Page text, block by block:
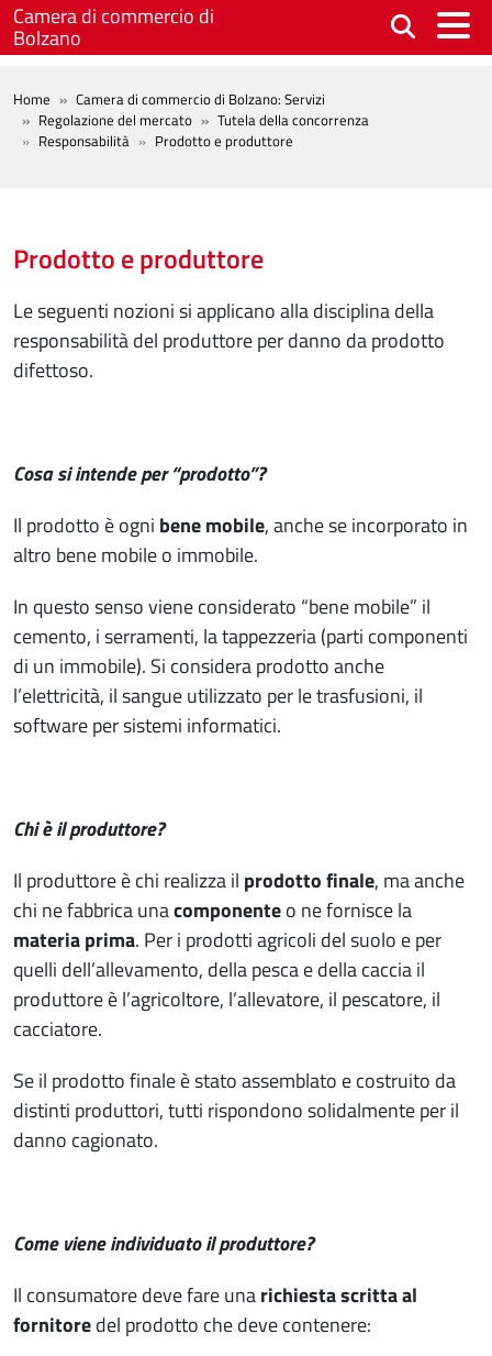
Salta al contenuto principale
Camera di commercio di
Bolzano
BREADCRUMB
Home
Camera di commercio di Bolzano: Servizi
Regolazione del mercato
Tutela della concorrenza
Responsabilità
Prodotto e produttore
Prodotto e produttore
Le seguenti nozioni si applicano alla disciplina della
responsabilità del produttore per danno da prodotto
difettoso.
Cosa si intende per “prodotto”?
Il prodotto è ogni bene mobile, anche se incorporato in
altro bene mobile o immobile.
In questo senso viene considerato “bene mobile” il
cemento, i serramenti, la tappezzeria (parti componenti
di un immobile). Si considera prodotto anche
l’elettricità, il sangue utilizzato per le trasfusioni, il
software per sistemi informatici.
Chi è il produttore?
Il produttore è chi realizza il prodotto finale, ma anche
chi ne fabbrica unacomponenteo ne fornisce la
materia prima. Per i prodotti agricoli del suolo e per
quelli dell’allevamento, della pesca e della caccia il
produttore è l’agricoltore, l’allevatore, il pescatore, il
cacciatore.
Se il prodotto finale è stato assemblato e costruito da
distinti produttori, tutti rispondono solidalmente per il
danno cagionato.
Come viene individuato il produttore?
Il consumatore deve fare unarichiesta scritta al
fornitoredel prodotto che deve contenere: